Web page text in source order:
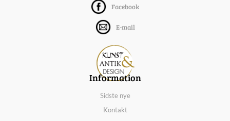
Facebook
E-mail
Information
Sidste nye
Kontakt